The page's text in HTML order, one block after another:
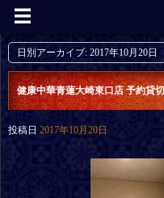
日別アーカイブ: 2017年10月20日
健康中華青蓮大崎東口店 予約貸切
投稿日 2017年10月20日